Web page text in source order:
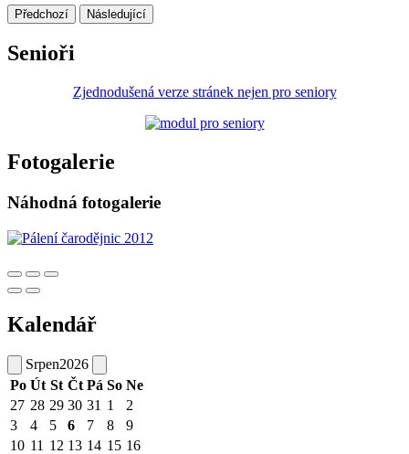
Předchozí Následující
Senioři
Zjednodušená verze stránek nejen pro seniory
Fotogalerie
Náhodná fotogalerie
Kalendář
Srpen2026
Po Út St Čt Pá So Ne
27 28 29 30 31 1
2
3
4 5 6 7 8
9
10 11 12 13 14 15 16